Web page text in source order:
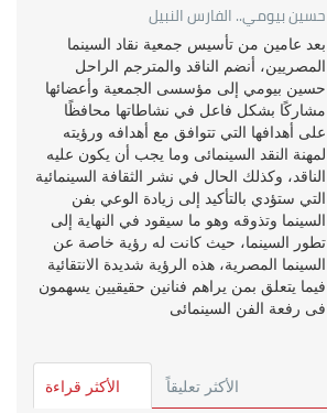
حسين بيومي.. الفارس النبيل
بعد عامين من تأسيس جمعية نقاد السينما
المصريين، أنضم الناقد والمترجم الراحل
حسين بيومي إلى مؤسسى الجمعية وأعضائها
مشاركًا بشكل فاعل في نشاطاتها محافظًا
على أهدافها التي تتوافق مع أهدافه ورؤيته
لمهنة النقد السينمائى وما يجب أن يكون عليه
الناقد، وكذلك الحال في نشر الثقافة السينمائية
التي ستؤدي بالتأكيد إلى زيادة الوعي بفن
السينما وتذوقه وهو ما سيقود في النهاية إلى
تطور السينما، حيث كانت له رؤية خاصة عن
السينما المصرية، هذه الرؤية شديدة الانتقائية
فيما يتعلق بمن يراهم فنانين حقيقيين يسهمون
فى رفعة الفن السينمائى
الأكثر قراءة الأكثر تعليقاً